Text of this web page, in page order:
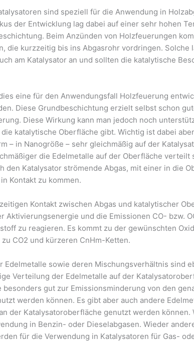
sind speziell für die Anwendung in
der Entwicklung lag dabei auf einer sehr hohen
Beim Anzünden von Holzfeuerungen
die kurzzeitig bis ins Abgasrohr vordringen. Solche
am Katalysator an und sollten die katalytische
eine für den Anwendungsfall Holzfeuerung
Diese Grundbeschichtung erzielt selbst schon
Diese Wirkung kann man jedoch noch
katalytische Oberfläche gibt. Wichtig ist dabei
– in Nanogröße – sehr gleichmäßig auf der
die Edelmetalle auf der Oberfläche verteilt
den Katalysator strömende Abgas, mit einer in die
Kontakt zu kommen.
Kontakt zwischen Abgas und katalytischer
Aktivierungsenergie und die Emissionen CO- bzw.
zu reagieren. Es kommt zu der gewünschten
zu CO2 und kürzeren CnHm-Ketten.
Edelmetalle sowie deren Mischungsverhältnis sind
Verteilung der Edelmetalle auf der
besonders gut zur Emissionsminderung von den
werden können. Es gibt aber auch andere
der Katalysatoroberfläche genutzt werden können.
in Benzin- oder Dieselabgasen. Wieder
für die Verwendung in Katalysatoren für Gas-